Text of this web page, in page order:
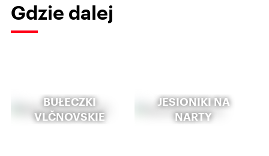
Gdzie dalej
BUŁECZKI
VLČNOVSKIE
JESIONIKI NA
NARTY